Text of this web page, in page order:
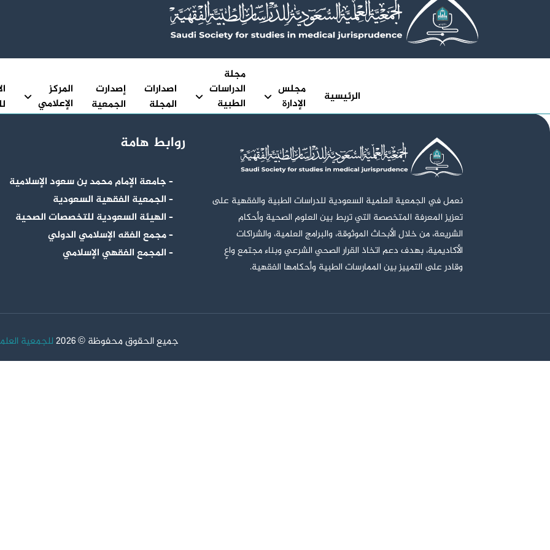
الرئيسية
مجلس
الإدارة
مجلة
الدراسات
الطبية
الفقهية
اصدارات
المجلة
إصدارت
الجمعية
المركز
الإعلامي
نعمل في الجمعية العلمية السعودية للدراسات الطبية والفقهية على
تعزيز المعرفة المتخصصة التي تربط بين العلوم الصحية وأحكام
الشريعة، من خلال الأبحاث الموثوقة، والبرامج العلمية، والشراكات
الأكاديمية، بهدف دعم اتخاذ القرار الصحي الشرعي وبناء مجتمع واعٍ
وقادر على التمييز بين الممارسات الطبية وأحكامها الفقهية.
روابط هامة
– جامعة الإمام محمد بن سعود الإسلامية
– الجمعية الفقهية السعودية
– الهيئة السعودية للتخصصات الصحية
– مجمع الفقه الإسلامي الدولي
– المجمع الفقهي الإسلامي
جميع الحقوق محفوظة © 2026 للجمعية